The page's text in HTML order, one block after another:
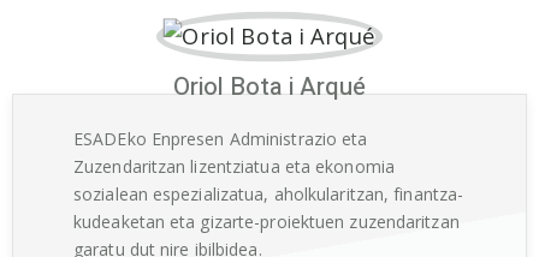
Oriol Bota i Arqué
ESADEko Enpresen Administrazio eta
Zuzendaritzan lizentziatua eta ekonomia
sozialean espezializatua, aholkularitzan, finantza-
kudeaketan eta gizarte-proiektuen zuzendaritzan
garatu dut nire ibilbidea.